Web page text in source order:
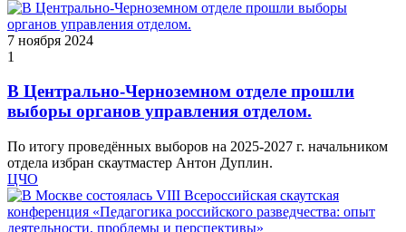
7 ноября 2024
1
В Центрально-Черноземном отделе прошли
выборы органов управления отделом.
По итогу проведённых выборов на 2025-2027 г. начальником
отдела избран скаутмастер Антон Дуплин.
ЦЧО